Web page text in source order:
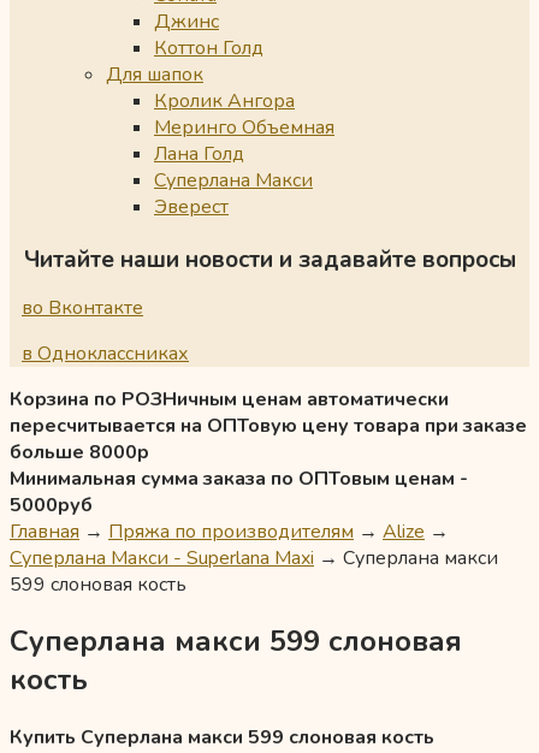
Джинс
Коттон Голд
Для шапок
Кролик Ангора
Меринго Объемная
Лана Голд
Суперлана Макси
Эверест
Читайте наши новости и задавайте вопросы
во Вконтакте
в Одноклассниках
Корзина по РОЗНичным ценам автоматически
пересчитывается на ОПТовую цену товара при заказе
больше 8000р
Минимальная сумма заказа по ОПТовым ценам -
5000руб
Главная → Пряжа по производителям → Alize →
Суперлана Макси - Superlana Maxi → Суперлана макси
599 слоновая кость
Суперлана макси 599 слоновая
кость
Купить Суперлана макси 599 слоновая кость